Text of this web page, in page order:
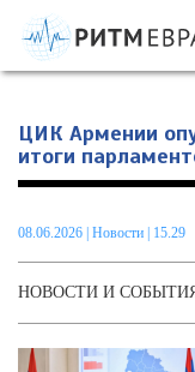
Информационно-
проблемам интеграции на
ЦИК Армении
итоги
08.06.2026 Новости | 15.29
НОВОСТИ И